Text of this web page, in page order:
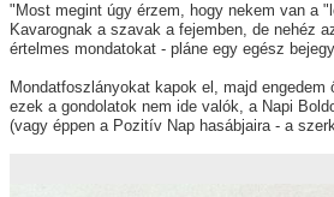
"Most megint úgy érzem, hogy nekem van a
Kavarognak a szavak a fejemben, de nehéz
értelmes mondatokat - pláne egy egész
Mondatfoszlányokat kapok el, majd
ezek a gondolatok nem ide valók, a Napi
(vagy éppen a Pozitív Nap hasábjaira - a